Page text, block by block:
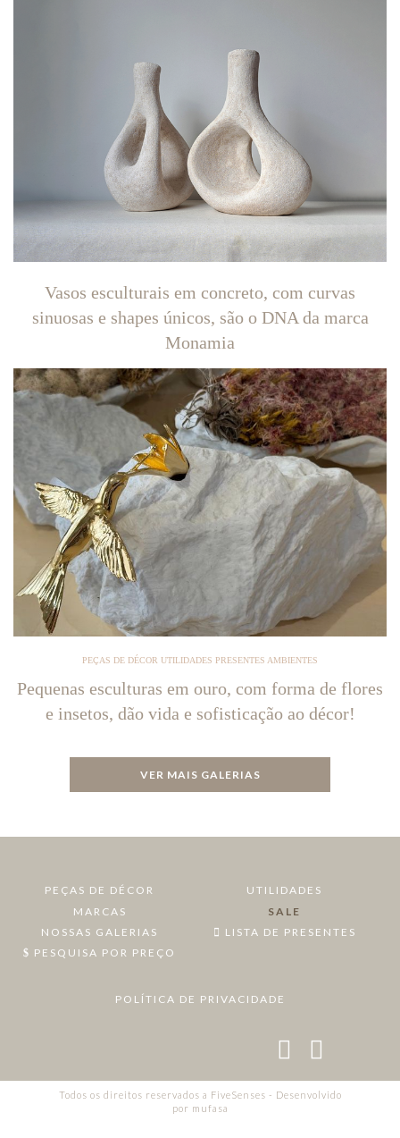
Vasos esculturais em concreto, com curvas
sinuosas e shapes únicos, são o DNA da marca
Monamia
PEÇAS DE DÉCOR UTILIDADES PRESENTES AMBIENTES
Pequenas esculturas em ouro, com forma de flores
e insetos, dão vida e sofisticação ao décor!
VER MAIS GALERIAS
PEÇAS DE DÉCOR
UTILIDADES
MARCAS
SALE
NOSSAS GALERIAS
LISTA DE PRESENTES
PESQUISA POR PREÇO
POLÍTICA DE PRIVACIDADE
Todos os direitos reservados a FiveSenses - Desenvolvido
por mufasa